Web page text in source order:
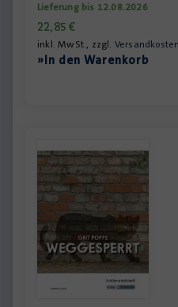
Lieferung bis 12.08.2026
22,85€
inkl. MwSt., zzgl. Versandkosten
»In den Warenkorb